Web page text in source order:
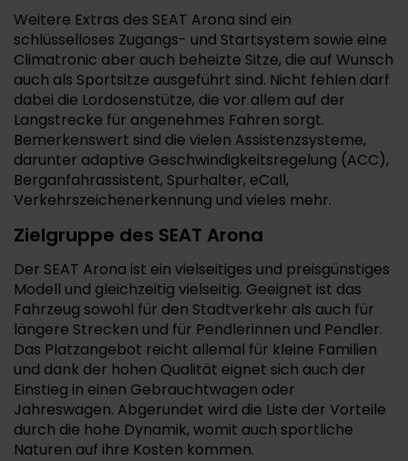
Weitere Extras des SEAT Arona sind ein
schlüsselloses Zugangs- und Startsystem sowie eine
Climatronic aber auch beheizte Sitze, die auf Wunsch
auch als Sportsitze ausgeführt sind. Nicht fehlen darf
dabei die Lordosenstütze, die vor allem auf der
Langstrecke für angenehmes Fahren sorgt.
Bemerkenswert sind die vielen Assistenzsysteme,
darunter adaptive Geschwindigkeitsregelung (ACC),
Berganfahrassistent, Spurhalter, eCall,
Verkehrszeichenerkennung und vieles mehr.
Zielgruppe des SEAT Arona
Der SEAT Arona ist ein vielseitiges und preisgünstiges
Modell und gleichzeitig vielseitig. Geeignet ist das
Fahrzeug sowohl für den Stadtverkehr als auch für
längere Strecken und für Pendlerinnen und Pendler.
Das Platzangebot reicht allemal für kleine Familien
und dank der hohen Qualität eignet sich auch der
Einstieg in einen Gebrauchtwagen oder
Jahreswagen. Abgerundet wird die Liste der Vorteile
durch die hohe Dynamik, womit auch sportliche
Naturen auf ihre Kosten kommen.